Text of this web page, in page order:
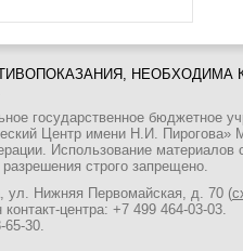
НЕОБХОДИМА
государственное бюджетное
Центр имени Н.И. Пирогова»
Использование материалов
строго запрещено.
ул. Нижняя Первомайская, д. 70 (
центра: +7 499 464-03-03.
65-30.